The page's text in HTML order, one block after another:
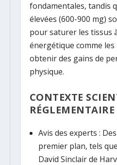
fondamentales, tandis
élevées (600-900 mg)
pour saturer les tissus
énergétique comme les
obtenir des gains de
physique.
CONTEXTE
RÉGLEMENTAIRE
Avis des experts :
premier plan, tels
David Sinclair de